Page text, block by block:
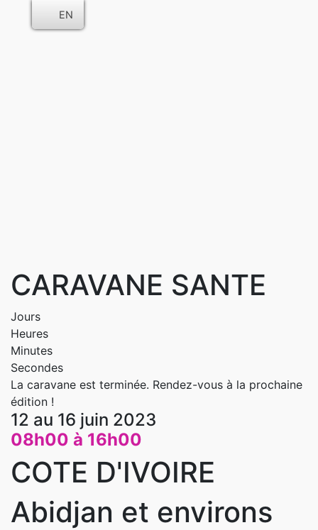
CARAVANE SANTE
Jours
Heures
Minutes
Secondes
La caravane est terminée. Rendez-vous à la prochaine
édition !
12 au 16 juin 2023
08h00 à 16h00
COTE D'IVOIRE
Abidjan et environs
EN